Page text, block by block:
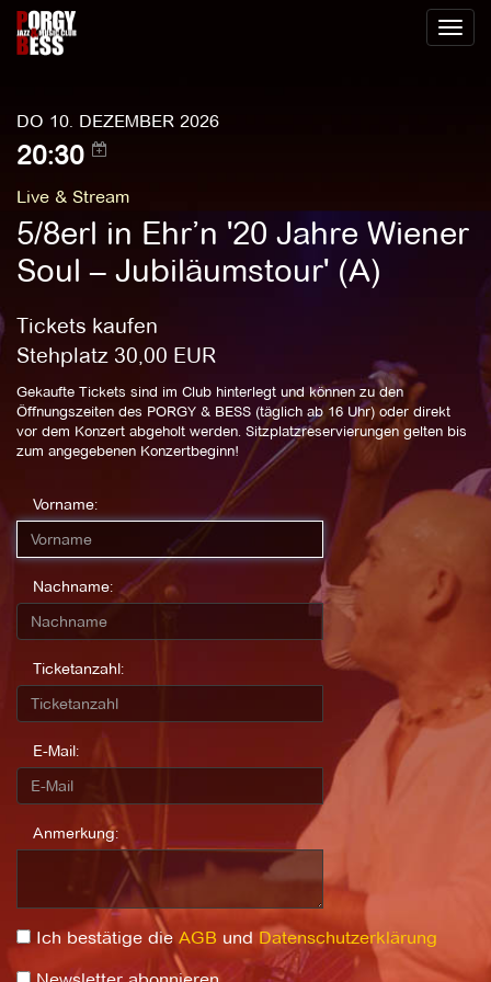
Toggle
DO 10. DEZEMBER 2026
20:30
Live & Stream
5/8erl in Ehr’n '20 Jahre Wiener
Soul – Jubiläumstour' (A)
Tickets kaufen
Stehplatz 30,00 EUR
Gekaufte Tickets sind im Club hinterlegt und können zu den
Öffnungszeiten des PORGY & BESS (täglich ab 16 Uhr) oder direkt
vor dem Konzert abgeholt werden. Sitzplatzreservierungen gelten bis
zum angegebenen Konzertbeginn!
Vorname:
Nachname:
Ticketanzahl:
E-Mail:
Anmerkung:
Ich bestätige die AGB und Datenschutzerklärung